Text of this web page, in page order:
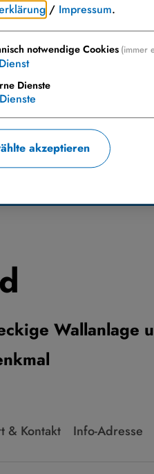
Wallanlage
& Kontakt Info-Adresse
/ Impressum.
notwendige Cookies (immer
Dienst
Dienste
Dienste
akzeptieren